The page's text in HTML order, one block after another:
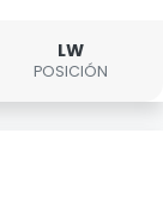
LW
POSICIÓN